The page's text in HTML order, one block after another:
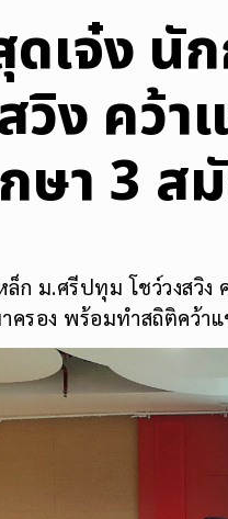
ดเจ๋ง
วิง คว้
ษา 3 ส
ก ม.ศรีปทุม โชว์วงสวิง
ครอง พร้อมทำสถิติคว้